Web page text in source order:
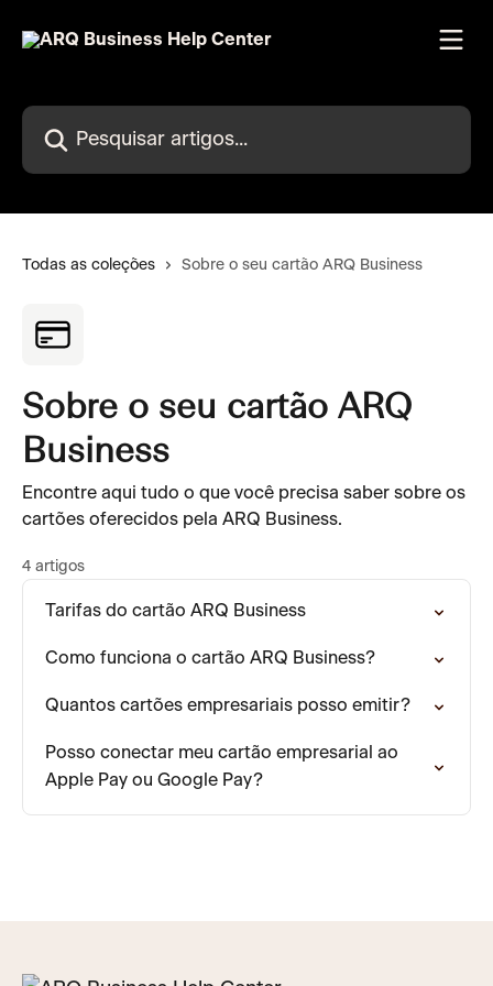
Pesquisar artigos...
Todas as coleções Sobre o seu cartão ARQ Business
Sobre o seu cartão ARQ
Business
Encontre aqui tudo o que você precisa saber sobre os
cartões oferecidos pela ARQ Business.
4 artigos
Tarifas do cartão ARQ Business
Como funciona o cartão ARQ Business?
Quantos cartões empresariais posso emitir?
Posso conectar meu cartão empresarial ao
Apple Pay ou Google Pay?